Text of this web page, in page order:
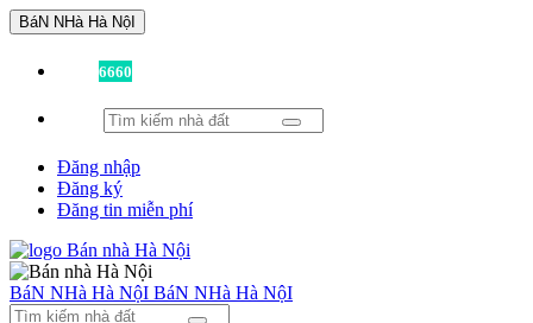
BáN NHà Hà NộI
6660
Đăng nhập
Đăng ký
Đăng tin miễn phí
BáN NHà Hà NộI BáN NHà Hà NộI